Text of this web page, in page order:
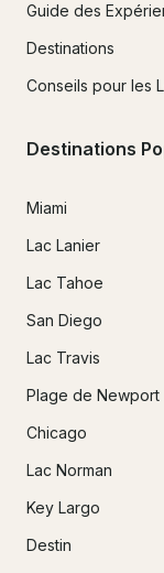
Guide des
Destinations
Conseils pour les
Destinations
Miami
Lac Lanier
Lac Tahoe
San Diego
Lac Travis
Plage de Newport
Chicago
Lac Norman
Key Largo
Destin